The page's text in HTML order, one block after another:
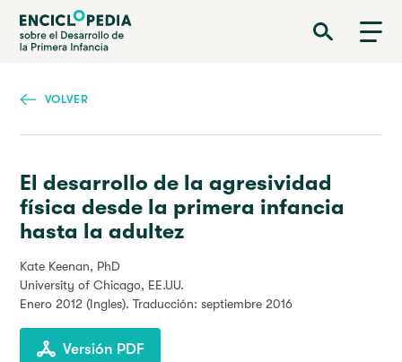
Pasar
contenido
Enciclopedia sobre el Desarrollo de la Primera Infancia
VOLVER
El desarrollo de la agresividad
física desde la primera infancia
hasta la adultez
Kate Keenan, PhD
University of Chicago, EE.UU.
Enero 2012 (Ingles). Traducción: septiembre 2016
Versión PDF